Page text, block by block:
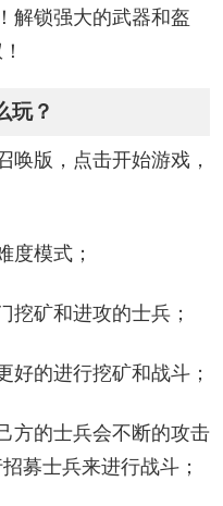
解锁强大的武器和盔
玩？
唤版，点击开始游戏，
度模式；
挖矿和进攻的士兵；
好的进行挖矿和战斗；
方的士兵会不断的攻击
募士兵来进行战斗；